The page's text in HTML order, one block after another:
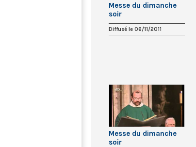
Messe du dimanche
soir
Diffusé le 06/11/2011
Messe du dimanche
soir